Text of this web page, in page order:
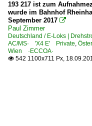
193 217 ist zum
wurde im Bahnhof
September 2017 
Paul Zimmer
Deutschland / E-Loks |
AC/MS· 'X4 E' Private,
Wien ·ECCOA·
 542 1100x711 Px,